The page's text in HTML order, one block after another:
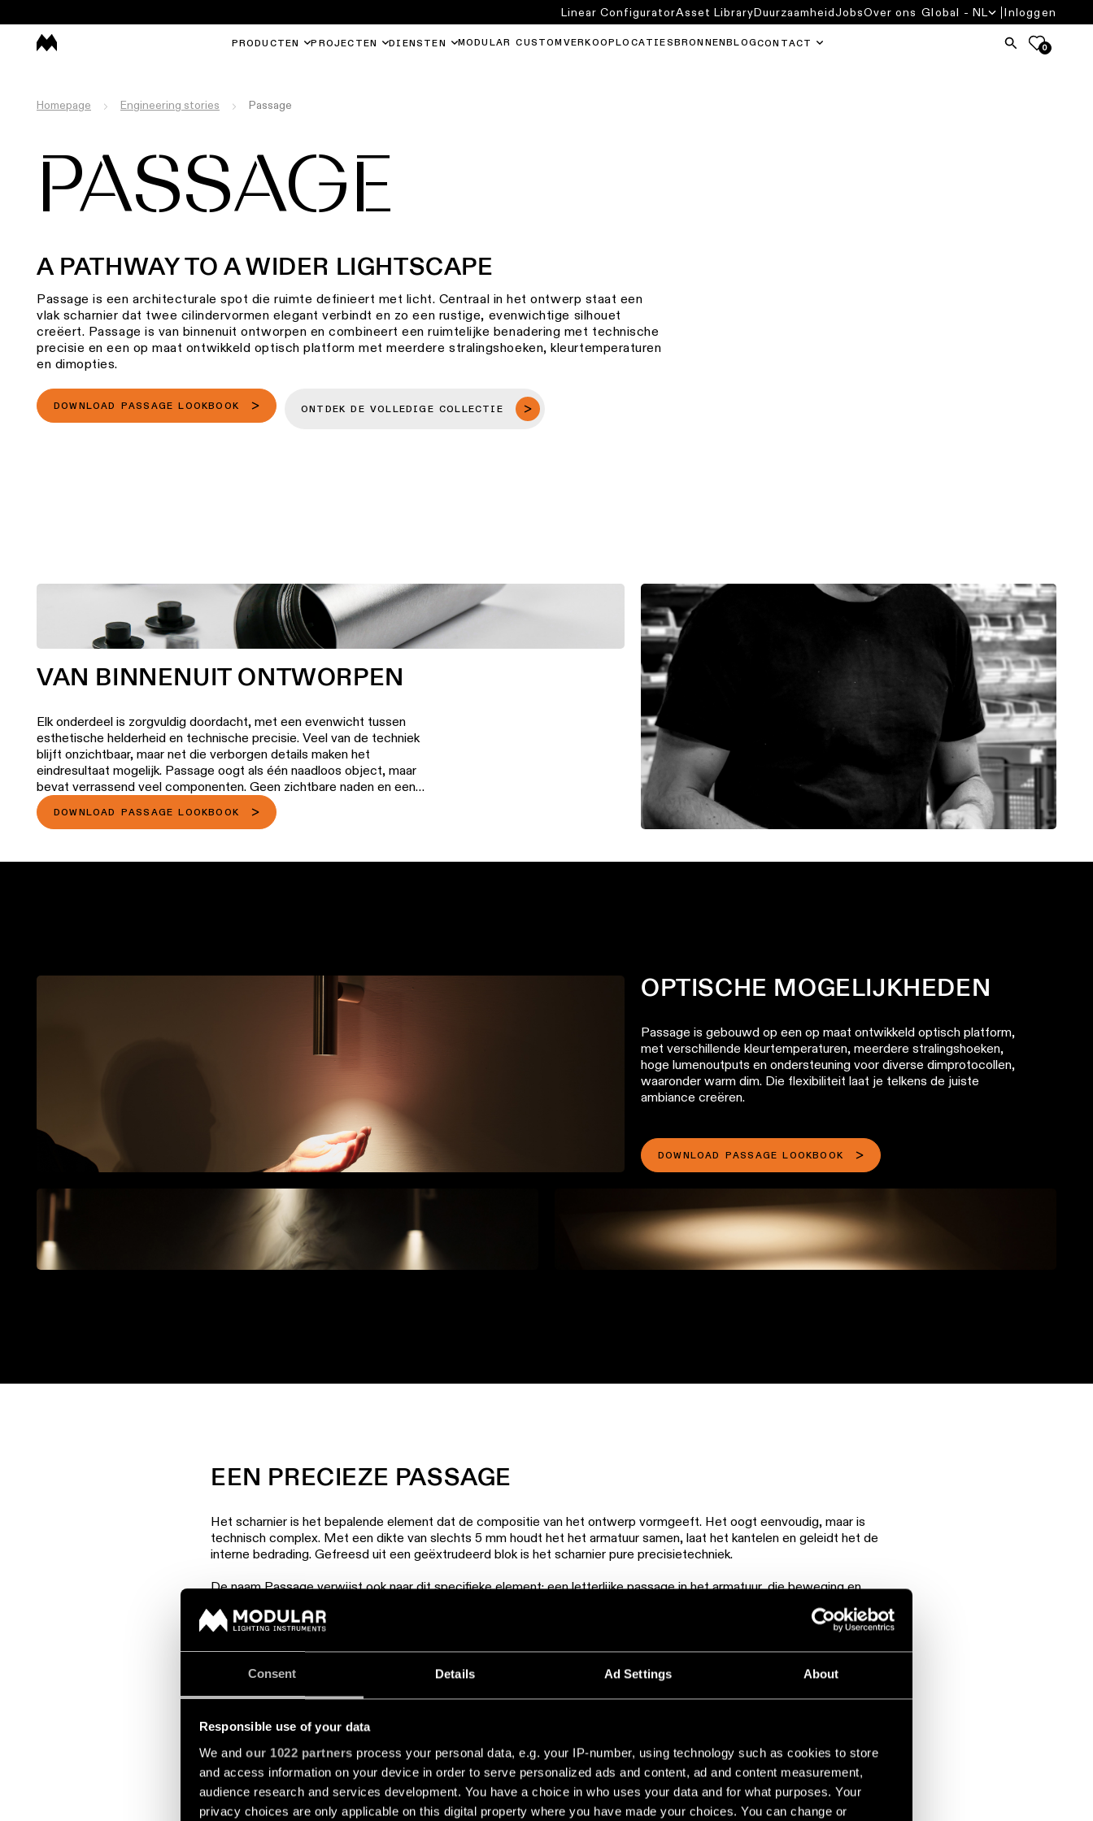
Consent Details Ad Settings About
Responsible use of your data
We and our 1022 partners process your personal data, e.g. your IP-number, using technology such as cookies to store
and access information on your device in order to serve personalized ads and content, ad and content measurement,
audience research and services development. You have a choice in who uses your data and for what purposes. Your
privacy choices are only applicable on this digital property where you have made your choices. You can change or
PRODUCTEN PROJECTEN DIENSTEN MODULAR CUSTOM VERKOOPLOCATIES BRONNEN BLOGCONTACT 0
Linear ConfiguratorAsset LibraryDuurzaamheidJobsOver ons Global - NL Inloggen
Homepage Engineering stories Passage
PASSAGE
A PATHWAY TO A WIDER LIGHTSCAPE
Passage is een architecturale spot die ruimte definieert met licht. Centraal in het ontwerp staat een
vlak scharnier dat twee cilindervormen elegant verbindt en zo een rustige, evenwichtige silhouet
creëert. Passage is van binnenuit ontworpen en combineert een ruimtelijke benadering met technische
precisie en een op maat ontwikkeld optisch platform met meerdere stralingshoeken, kleurtemperaturen
en dimopties.
DOWNLOAD PASSAGE LOOKBOOK ONTDEK DE VOLLEDIGE COLLECTIE
VAN BINNENUIT ONTWORPEN
Elk onderdeel is zorgvuldig doordacht, met een evenwicht tussen
esthetische helderheid en technische precisie. Veel van de techniek
blijft onzichtbaar, maar net die verborgen details maken het
eindresultaat mogelijk. Passage oogt als één naadloos object, maar
bevat verrassend veel componenten. Geen zichtbare naden en een
gestroomlijnde look realiseren is extra uitdagend bij
opbouwarmaturen, omdat alles zichtbaar blijft.
DOWNLOAD PASSAGE LOOKBOOK
OPTISCHE MOGELIJKHEDEN
Passage is gebouwd op een op maat ontwikkeld optisch platform,
met verschillende kleurtemperaturen, meerdere stralingshoeken,
hoge lumenoutputs en ondersteuning voor diverse dimprotocollen,
waaronder warm dim. Die flexibiliteit laat je telkens de juiste
ambiance creëren.
DOWNLOAD PASSAGE LOOKBOOK
EEN PRECIEZE PASSAGE
Het scharnier is het bepalende element dat de compositie van het ontwerp vormgeeft. Het oogt eenvoudig, maar is
technisch complex. Met een dikte van slechts 5 mm houdt het het armatuur samen, laat het kantelen en geleidt het de
interne bedrading. Gefreesd uit een geëxtrudeerd blok is het scharnier pure precisietechniek.
De naam Passage verwijst ook naar dit specifieke element: een letterlijke passage in het armatuur, die beweging en